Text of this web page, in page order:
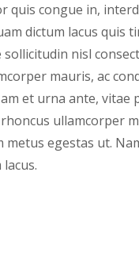
quis congue in,
dictum lacus quis
nisl
mauris, ac
et urna ante, vitae
rhoncus ullamcorper
metus egestas ut.